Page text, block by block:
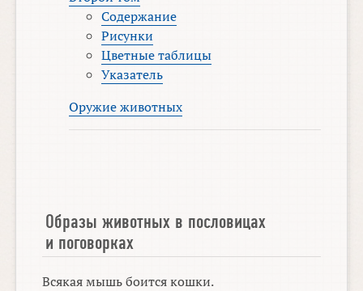
Содержание
Рисунки
Цветные таблицы
Указатель
Оружие животных
Образы животных в пословицах
и поговорках
Всякая мышь боится кошки.